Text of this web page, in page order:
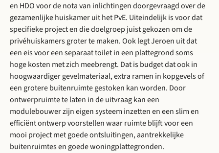
en HDO voor de nota van inlichtingen doorgevraagd over de
gezamenlijke huiskamer uit het PvE. Uiteindelijk is voor dat
specifieke project en die doelgroep juist gekozen om de
privéhuiskamers groter te maken. Ook legt Jeroen uit dat
een eis voor een separaat toilet in een plattegrond soms
hoge kosten met zich meebrengt. Dat is budget dat ook in
hoogwaardiger gevelmateriaal, extra ramen in kopgevels of
een grotere buitenruimte gestoken kan worden. Door
ontwerpruimte te laten in de uitvraag kan een
modulebouwer zijn eigen systeem inzetten en een slim en
efficiënt ontwerp voorstellen waar ruimte blijft voor een
mooi project met goede ontsluitingen, aantrekkelijke
buitenruimtes en goede woningplattegronden.